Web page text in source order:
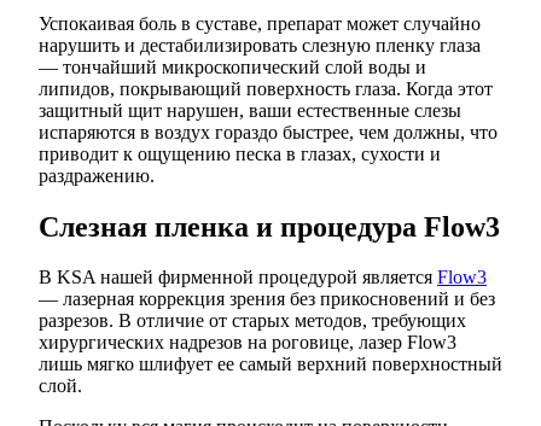
Успокаивая боль в суставе, препарат может случайно
нарушить и дестабилизировать слезную пленку глаза
— тончайший микроскопический слой воды и
липидов, покрывающий поверхность глаза. Когда этот
защитный щит нарушен, ваши естественные слезы
испаряются в воздух гораздо быстрее, чем должны, что
приводит к ощущению песка в глазах, сухости и
раздражению.
Слезная пленка и процедура Flow3
В KSA нашей фирменной процедурой является Flow3
— лазерная коррекция зрения без прикосновений и без
разрезов. В отличие от старых методов, требующих
хирургических надрезов на роговице, лазер Flow3
лишь мягко шлифует ее самый верхний поверхностный
слой.